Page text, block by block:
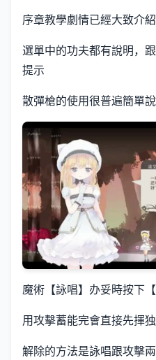
序章教學劇情已經大致介
選單中的功夫都有說明，
提示
散彈槍的使用很普遍簡單
魔術【詠唱】办妥時按下
用攻擊蓄能完會直接先揮
解除的方法是詠唱跟攻擊